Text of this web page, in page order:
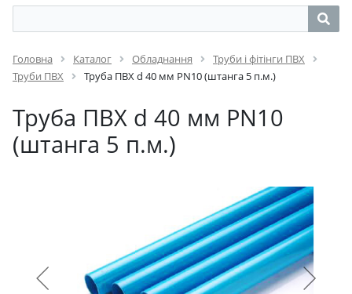
Головна Каталог Обладнання
Труби і фітінги ПВХ
Труби ПВХ
Труба ПВХ d 40 мм PN10 (штанга 5 п.м.)
Труба ПВХ d 40 мм PN10
(штанга 5 п.м.)